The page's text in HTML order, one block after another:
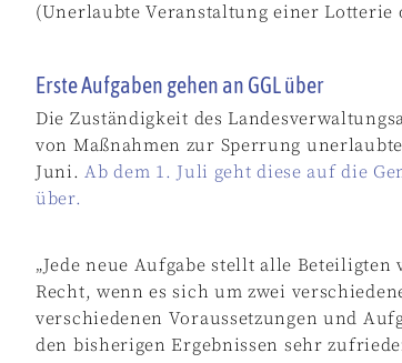
(Unerlaubte Veranstaltung einer Lotterie
Erste Aufgaben gehen an GGL über
Die Zuständigkeit des
von Maßnahmen zur Sperrung
Juni.Ab dem 1. Juli geht diese auf die
über.
„Jede neue Aufgabe stellt alle
Recht, wenn es sich um zwei
verschiedenen Voraussetzungen und
den bisherigen Ergebnissen sehr